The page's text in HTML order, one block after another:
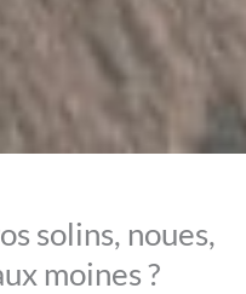
solins, noues,
moines ?